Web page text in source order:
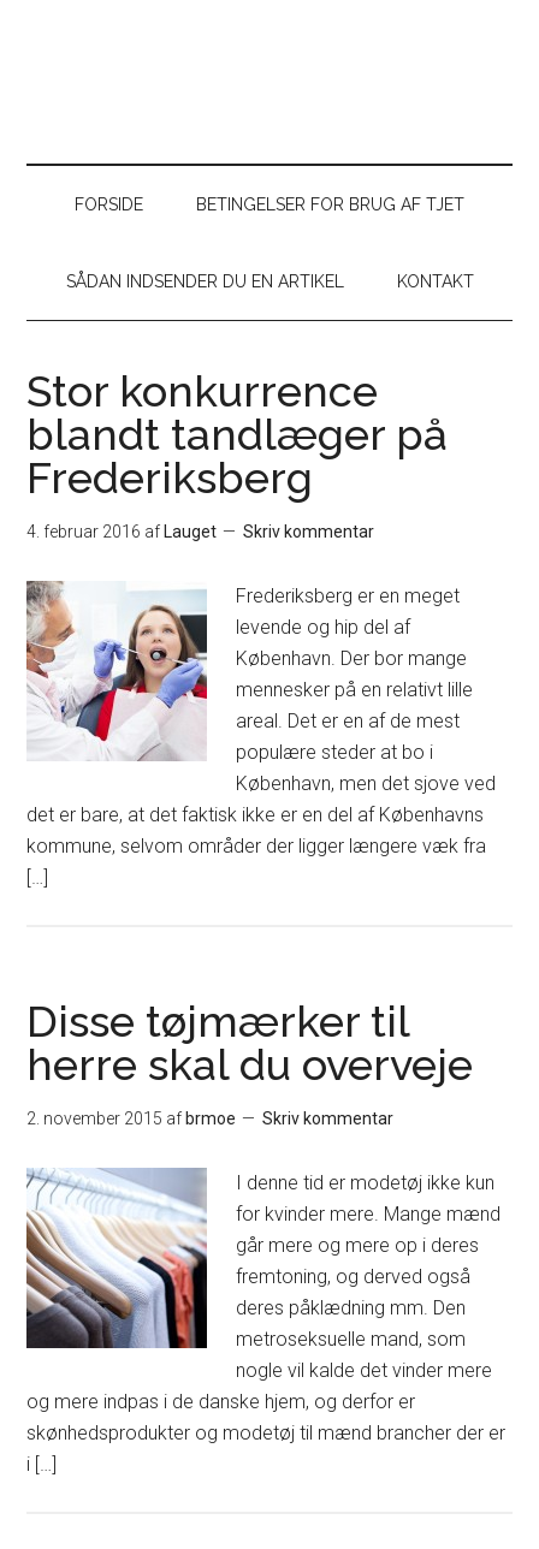
FORSIDE BETINGELSER FOR BRUG AF TJET
SÅDAN INDSENDER DU EN ARTIKEL KONTAKT
Stor konkurrence
blandt tandlæger på
Frederiksberg
4. februar 2016 af Lauget Skriv kommentar
Frederiksberg er en meget
levende og hip del af
København. Der bor mange
mennesker på en relativt lille
areal. Det er en af de mest
populære steder at bo i
København, men det sjove ved
det er bare, at det faktisk ikke er en del af Københavns
kommune, selvom områder der ligger længere væk fra
[…]
Disse tøjmærker til
herre skal du overveje
2. november 2015 af brmoe Skriv kommentar
I denne tid er modetøj ikke kun
for kvinder mere. Mange mænd
går mere og mere op i deres
fremtoning, og derved også
deres påklædning mm. Den
metroseksuelle mand, som
nogle vil kalde det vinder mere
og mere indpas i de danske hjem, og derfor er
skønhedsprodukter og modetøj til mænd brancher der er
i […]